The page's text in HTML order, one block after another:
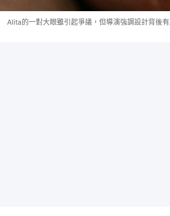
Alita的一對大眼雖引起爭議，但導演強調設計背後有